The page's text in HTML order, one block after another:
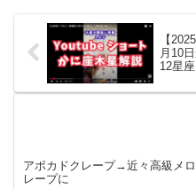
【
月10
12星座
アボカドクレープ→近々高級メ
レープに